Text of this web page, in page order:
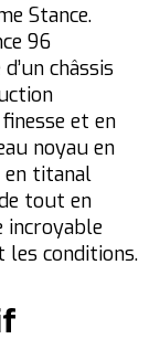
Stance.
96
châssis
et en
noyau en
titanal
tout en
incroyable
les conditions.